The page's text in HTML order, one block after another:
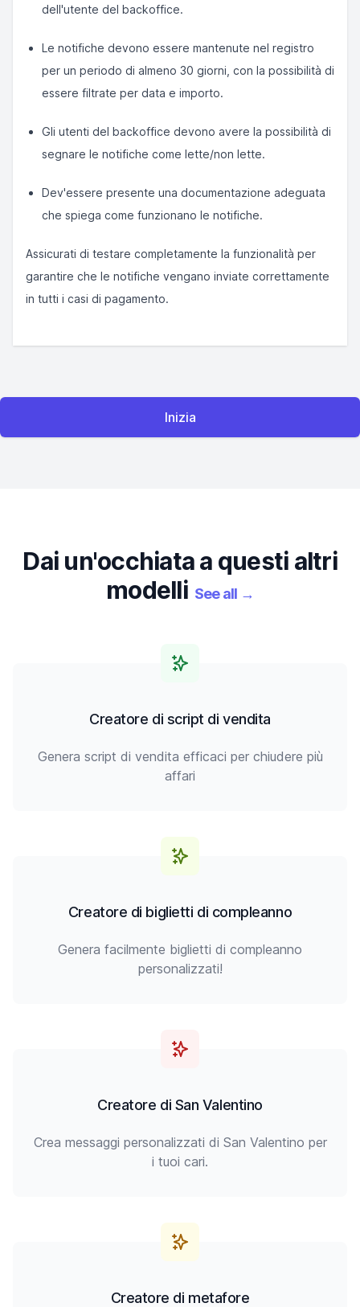
dell'utente del backoffice.
Le notifiche devono essere mantenute nel registro
per un periodo di almeno 30 giorni, con la possibilità di
essere filtrate per data e importo.
Gli utenti del backoffice devono avere la possibilità di
segnare le notifiche come lette/non lette.
Dev'essere presente una documentazione adeguata
che spiega come funzionano le notifiche.
Assicurati di testare completamente la funzionalità per
garantire che le notifiche vengano inviate correttamente
in tutti i casi di pagamento.
Inizia
Dai un'occhiata a questi altri
modelli See all →
Creatore di script di vendita
Genera script di vendita efficaci per chiudere più
affari
Creatore di biglietti di compleanno
Genera facilmente biglietti di compleanno
personalizzati!
Creatore di San Valentino
Crea messaggi personalizzati di San Valentino per
i tuoi cari.
Creatore di metafore